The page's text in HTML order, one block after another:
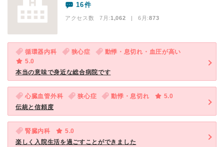
16件
アクセス数 7月:1,062 | 6月:873
循環器内科 狭心症
動悸・息切れ・血圧が高い
5.0
本当の意味で身近な総合病院です
心臓血管外科 狭心症 動悸・息切れ
5.0
伝統と信頼度
腎臓内科
5.0
楽しく入院生活を過ごすことができました